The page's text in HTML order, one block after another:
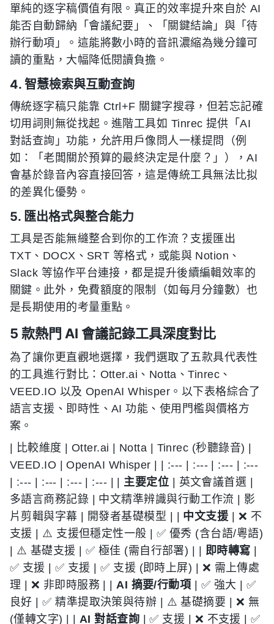
單純的逐字稿價值有限。真正的效率提升來自於 AI
能否自動歸納「會議紀要」、「關鍵結論」與「待
辦行動項」。這能將數小時的音訊濃縮為幾分鐘可
讀的重點，大幅降低閱讀負擔。
4. 智慧檢索與互動查詢
傳統逐字稿只能靠 Ctrl+F 關鍵字搜尋，但若忘記確
切用詞則無從找起。進階工具如 Tinrec 提供「AI
對話查詢」功能，允許用戶像問人一樣提問（例
如：「老闆關於預算的最終決定是什麼？」），AI
會基於錄音內容直接回答，這是傳統工具無法比拟
的差異化優勢。
5. 匯出格式與整合能力
工具是否能無縫整合到你的工作流？支援匯出
TXT、DOCX、SRT 等格式，或能與 Notion、
Slack 等協作平台連接，都是提升後續編輯效率的
關鍵。此外，免費額度的限制（如每月分鐘數）也
是長期使用的考量重點。
5 款熱門 AI 會議記錄工具深度對比
為了讓你更直觀地選擇，我們選取了五款具代表性
的工具進行對比：Otter.ai、Notta、Tinrec、
VEED.IO 以及 OpenAI Whisper。以下表格綜合了
語言支援、即時性、AI 功能、使用門檻與價格方
案。
| 比較維度 | Otter.ai | Notta | Tinrec (秒聽錄音) |
VEED.IO | OpenAI Whisper | | :--- | :--- | :--- | :---
| :--- | :--- | :--- | :--- | | 主要定位 | 英文會議首選 |
多語言商務記錄 | 中文精準辨識與行動工作流 | 影
片剪輯與字幕 | 開發者基礎模型 | | 中文支援 | ❌ 不
支援 | ⚠️ 支援但穩定性一般 | ✅ 優秀 (含台語/粵語)
| ⚠️ 基礎支援 | ✅ 極佳 (需自行部署) | | 即時轉寫
✅ 支援 | ✅ 支援 | ✅ 支援 (即時上屏) | ❌ 需上傳處
理 | ❌ 非即時服務 | |AI 摘要/行動項 | ✅ 強大 | ✅
良好 | ✅ 精準提取決策與待辦 | ⚠️ 基礎摘要 | ❌ 無
(僅轉文字) | | AI 對話查詢 | ✅ 支援 | ❌ 不支援 | ✅